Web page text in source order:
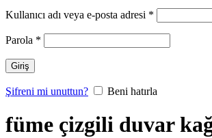
Kullanıcı adı veya e-posta adresi *
Parola *
Giriş
Şifreni mi unuttun? Beni hatırla
füme çizgili duvar